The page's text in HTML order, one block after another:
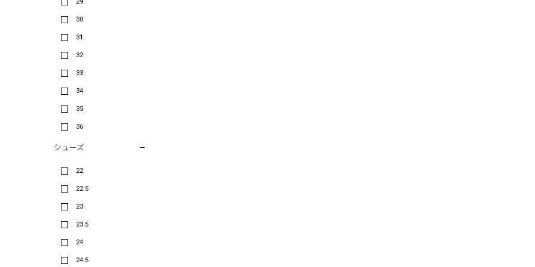
30
31
32
33
34
35
36
シューズ
22
22.5
23
23.5
24
24.5